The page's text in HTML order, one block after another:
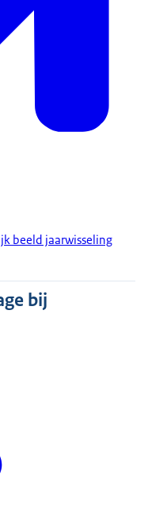
beeld jaarwisseling
bij